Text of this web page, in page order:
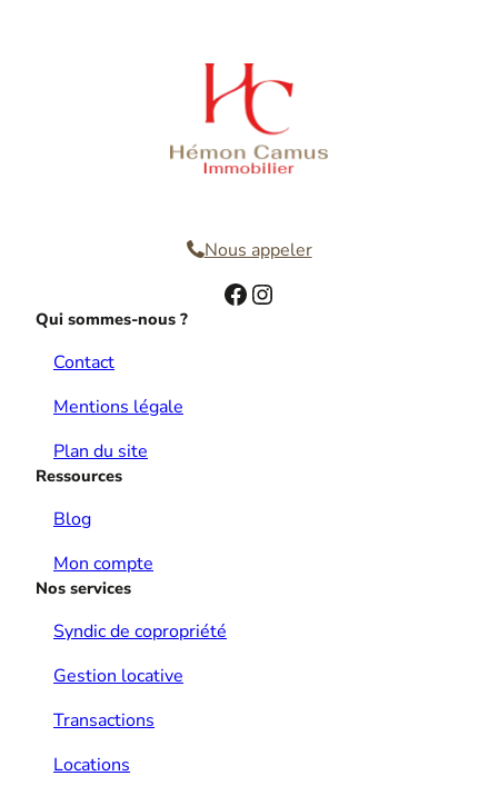
Nous appeler
Facebook Instagram
Qui sommes-nous ?
Contact
Mentions légale
Plan du site
Ressources
Blog
Mon compte
Nos services
Syndic de copropriété
Gestion locative
Transactions
Locations